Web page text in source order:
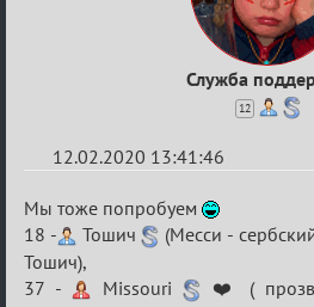
Служба
12
12.02.2020 13:41:46
Re:
Найди
меня!
Мы тоже попробуем
18 -
Тошич
(Месси -
Тошич),
37 -
Missouri
❤️ (